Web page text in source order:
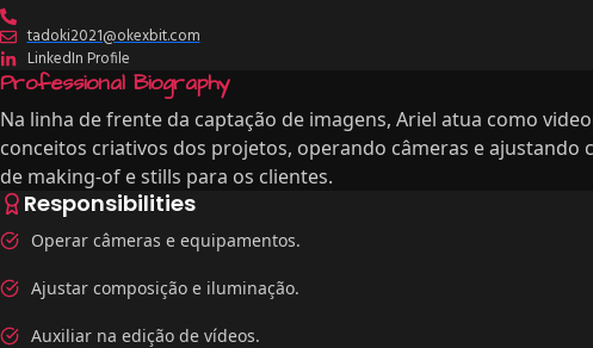
tadoki2021@okexbit.com
LinkedIn Profile
Professional Biography
Na linha de frente da captação de imagens, Ariel atua como
conceitos criativos dos projetos, operando câmeras e
de making-of e stills para os clientes.
Responsibilities
Operar câmeras e equipamentos.
Ajustar composição e iluminação.
Auxiliar na edição de vídeos.